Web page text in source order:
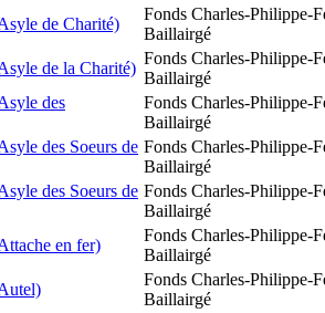
de Charité)
Fonds Charles-Philippe-
Baillairgé
de la Charité)
Fonds Charles-Philippe-
Baillairgé
des
Fonds Charles-Philippe-
Baillairgé
des Soeurs de Fonds Charles-Philippe-
Baillairgé
des Soeurs de Fonds Charles-Philippe-
Baillairgé
en fer)
Fonds Charles-Philippe-
Baillairgé
Fonds Charles-Philippe-
Baillairgé